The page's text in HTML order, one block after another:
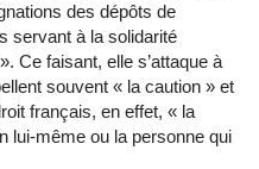
des dépôts de
servant à la solidarité
Ce faisant, elle s’attaque à
souvent « la caution » et
français, en effet, « la
lui-même ou la personne qui